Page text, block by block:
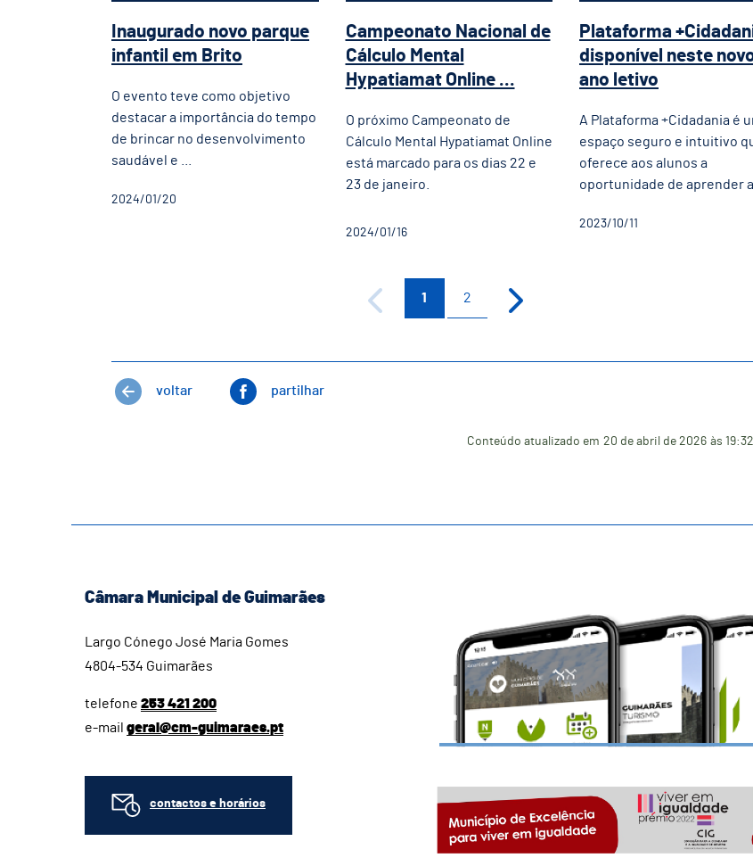
Inaugurado novo parque
infantil em Brito
O evento teve como objetivo
destacar a importância do tempo
de brincar no desenvolvimento
saudável e ...
2024/01/20
Campeonato Nacional de
Cálculo Mental
Hypatiamat Online ...
O próximo Campeonato de
Cálculo Mental Hypatiamat Online
está marcado para os dias 22 e
23 de janeiro.
2024/01/16
Plataforma
disponível neste
ano letivo
A Plataforma +Cidadania é
espaço seguro e intuitivo
oferece aos alunos a
oportunidade de aprender a
2023/10/11
1 2
voltar partilhar
Conteúdo atualizado em 20 de abril de 2026 às 19:32
Câmara Municipal de Guimarães
Largo Cónego José Maria Gomes
4804-534 Guimarães
telefone 253 421 200
e-mail geral@cm-guimaraes.pt
contactos e horários